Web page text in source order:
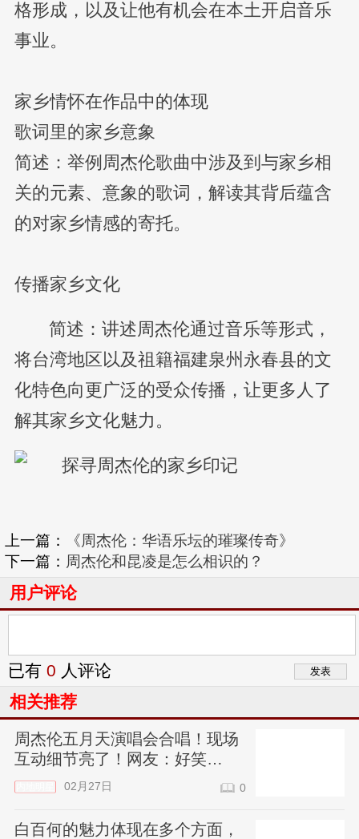
格形成，以及让他有机会在本土开启音乐
事业。
家乡情怀在作品中的体现
歌词里的家乡意象
简述：举例周杰伦歌曲中涉及到与家乡相
关的元素、意象的歌词，解读其背后蕴含
的对家乡情感的寄托。
传播家乡文化
简述：讲述周杰伦通过音乐等形式，
将台湾地区以及祖籍福建泉州永春县的文
化特色向更广泛的受众传播，让更多人了
解其家乡文化魅力。
上一篇：
《周杰伦：华语乐坛的璀璨传奇》
下一篇： 周杰伦和昆凌是怎么相识的？
用户评论
已有 0 人评论
相关推荐
周杰伦五月天演唱会合唱！现场
互动细节亮了！网友：好笑
10000000%
02月27日 0
白百何的魅力体现在多个方面，